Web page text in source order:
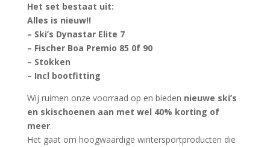
Het set bestaat uit:
Alles is nieuw!!
– Ski’s Dynastar Elite 7
– Fischer Boa Premio 85 0f 90
– Stokken
– Incl bootfitting
Wij ruimen onze voorraad op en bieden nieuwe ski’s
en skischoenen aan met wel 40% korting of
meer.
Het gaat om hoogwaardige wintersportproducten die